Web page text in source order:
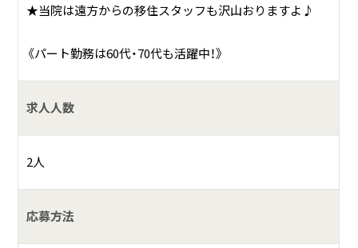
★当院は遠方からの移住スタッフも沢山おりますよ♪
《パート勤務は60代・70代も活躍中！》
求人人数
2人
応募方法